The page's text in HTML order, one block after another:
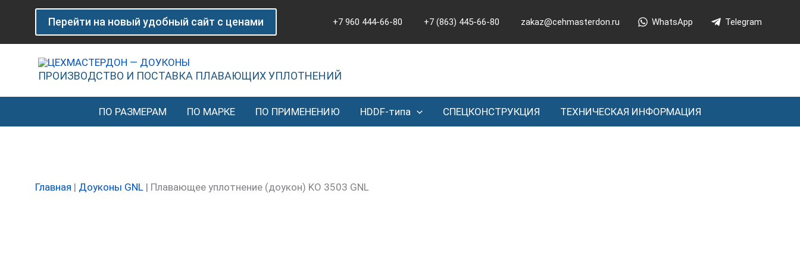
Перейти
содержимому
Перейти на новый удобный сайт с ценами +7 960 444-66-80 +7 (863) 445-66-80 zakaz@cehmasterdon.ru WhatsApp Telegram
ПРОИЗВОДСТВО И ПОСТАВКА ПЛАВАЮЩИХ УПЛОТНЕНИЙ
ПО РАЗМЕРАМ ПО МАРКЕ ПО ПРИМЕНЕНИЮ HDDF-типа СПЕЦКОНСТРУКЦИЯ ТЕХНИЧЕСКАЯ ИНФОРМАЦИЯ
Главная | Доуконы GNL| Плавающее уплотнение (доукон) KO 3503 GNL
Количество
товара
Плавающее
уплотнение
(доукон)
3503
GNL